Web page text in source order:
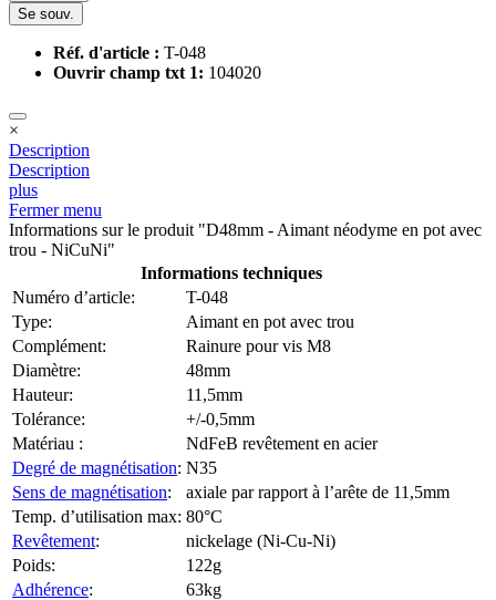
Se souv.
Réf. d'article : T-048
Ouvrir champ txt 1: 104020
×
Description
Description
plus
Fermer menu
Informations sur le produit "D48mm - Aimant néodyme en pot avec
trou - NiCuNi"
Informations techniques
Numéro d’article:
T-048
Type:
Aimant en pot avec trou
Complément:
Rainure pour vis M8
Diamètre:
48mm
Hauteur:
11,5mm
Tolérance:
+/-0,5mm
Matériau :
NdFeB revêtement en acier
Degré de magnétisation: N35
Sens de magnétisation:
axiale par rapport à l’arête de 11,5mm
Temp. d’utilisation max: 80°C
Revêtement:
nickelage (Ni-Cu-Ni)
Poids:
122g
Adhérence: 63kg